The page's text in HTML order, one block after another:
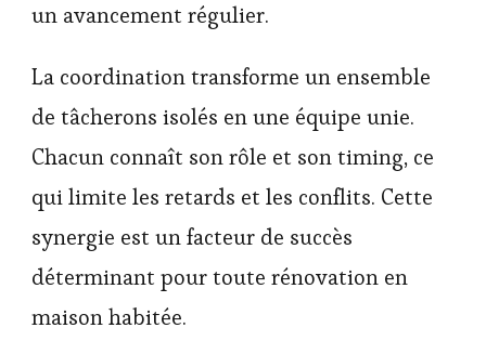
un avancement régulier.
La coordination transforme un ensemble
de tâcherons isolés en une équipe unie.
Chacun connaît son rôle et son timing, ce
qui limite les retards et les conflits. Cette
synergie est un facteur de succès
déterminant pour toute rénovation en
maison habitée.